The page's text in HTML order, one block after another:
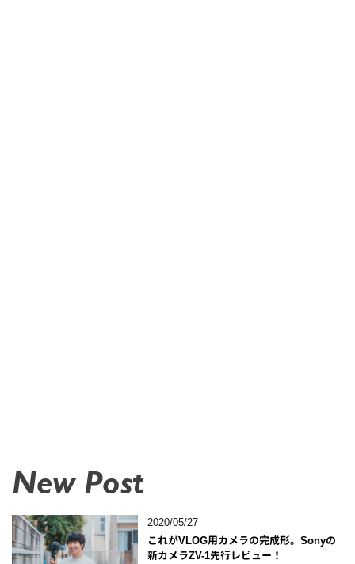
New Post
2020/05/27
これがVLOG用カメラの完成形。Sonyの
新カメラZV-1先行レビュー！